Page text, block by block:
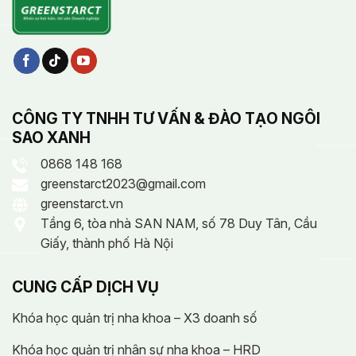
CÔNG TY TNHH TƯ VẤN & ĐÀO TẠO NGÔI
SAO XANH
0868 148 168
greenstarct2023@gmail.com
greenstarct.vn
Tầng 6, tòa nhà SAN NAM, số 78 Duy Tân, Cầu
Giấy, thành phố Hà Nội
CUNG CẤP DỊCH VỤ
Khóa học quản trị nha khoa – X3 doanh số
Khóa học quản trị nhân sự nha khoa – HRD